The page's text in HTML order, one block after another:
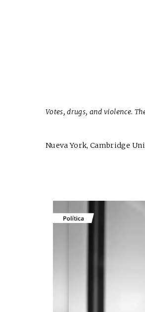
Votes, drugs, and violence.
Nueva York, Cambridge